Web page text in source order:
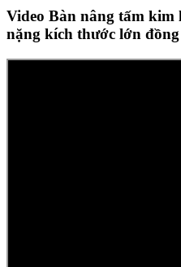
Video Bàn nâng tấm
nặng kích thước lớn